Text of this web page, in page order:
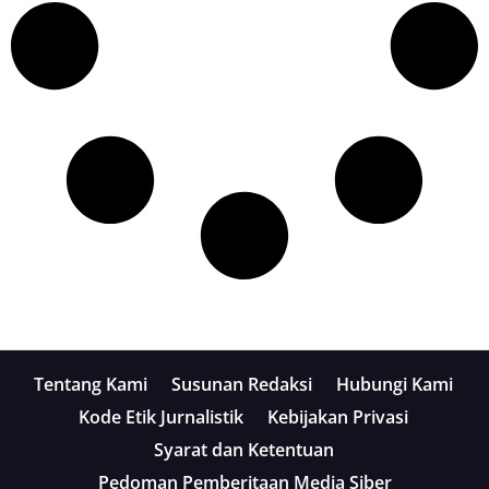
Tentang Kami Susunan Redaksi
Hubungi Kami
Kode Etik Jurnalistik
Kebijakan Privasi
Syarat dan Ketentuan
Pedoman Pemberitaan Media Siber